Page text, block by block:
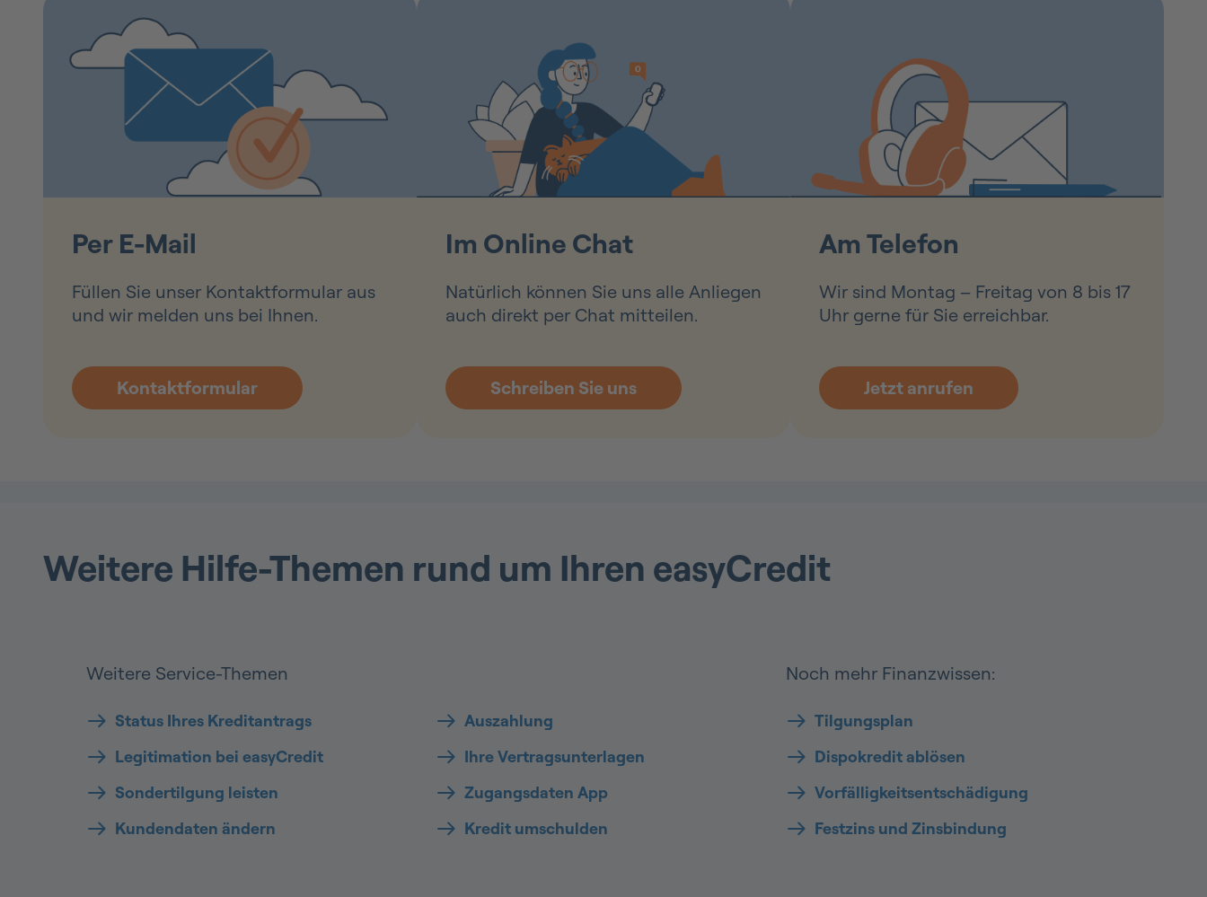
Per E-Mail
Füllen Sie unser Kontaktformular aus
und wir melden uns bei Ihnen.
Im Online Chat
Natürlich können Sie uns alle Anliegen
auch direkt per Chat mitteilen.
Am Telefon
Wir sind Montag – Freitag von 8 bis 17
Uhr gerne für Sie erreichbar.
Weitere Hilfe-Themen rund um Ihren easyCredit
Weitere Service-Themen
Status Ihres Kreditantrags
Auszahlung
Legitimation bei easyCredit
Ihre Vertragsunterlagen
Sondertilgung leisten
Zugangsdaten App
Kundendaten ändern
Kredit umschulden
Noch mehr Finanzwissen:
Tilgungsplan
Dispokredit ablösen
Vorfälligkeitsentschädigung
Festzins und Zinsbindung